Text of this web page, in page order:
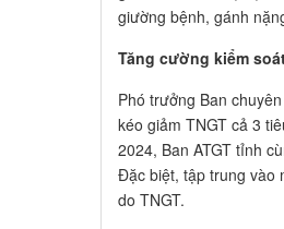
giường bệnh, gánh
Tăng cường kiểm
Phó trưởng Ban
kéo giảm TNGT cả 3
2024, Ban ATGT tỉnh
Đặc biệt, tập trung vào
do TNGT.